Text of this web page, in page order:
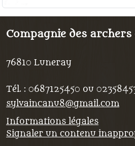
Compagnie des archers
76810 Luneray
Tél. : 0687125450 ou
sylvaincanu8@gmail.com
Informations légales
Signaler un contenu